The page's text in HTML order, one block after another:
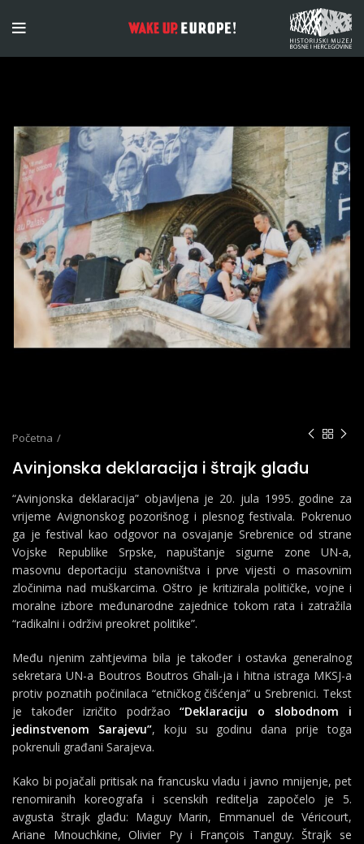
Početna
Avinjonska deklaracija i štrajk glađu
“Avinjonska deklaracija” objavljena je 20. jula 1995. godine za
vrijeme Avignonskog pozorišnog i plesnog festivala. Pokrenuo
ga je festival kao odgovor na osvajanje Srebrenice od strane
Vojske Republike Srpske, napuštanje sigurne zone UN-a,
masovnu deportaciju stanovništva i prve vijesti o masovnim
zločinima nad muškarcima. Oštro je kritizirala političke, vojne i
moralne izbore međunarodne zajednice tokom rata i zatražila
“radikalni i održivi preokret politike”.
Među njenim zahtjevima bila je također i ostavka generalnog
sekretara UN-a Boutros Boutros Ghali-ja i hitna istraga MKSJ-a
protiv poznatih počinilaca “etničkog čišćenja” u Srebrenici. Tekst
je također izričito podržao“Deklaraciju o slobodnom i
jedinstvenom Sarajevu”, koju su godinu dana prije toga
pokrenuli građani Sarajeva.
Kako bi pojačali pritisak na francusku vladu i javno mnijenje, pet
renomiranih koreografa i scenskih reditelja započelo je 5.
avgusta štrajk glađu: Maguy Marin, Emmanuel de Véricourt,
Ariane Mnouchkine, Olivier Py i François Tanguy. Štrajk se